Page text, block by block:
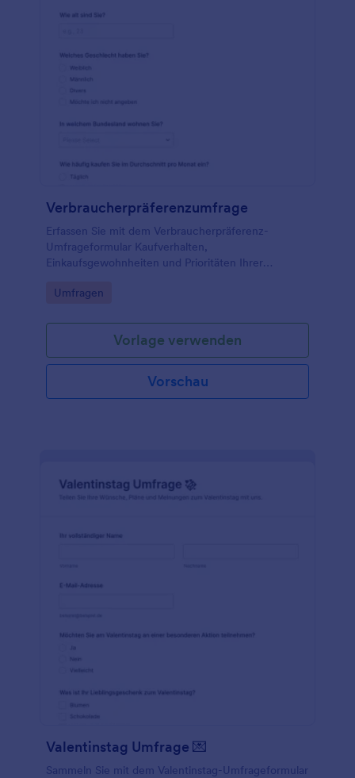
Verbraucherpräferenzumfrage
Erfassen Sie mit dem Verbraucherpräferenz-
Umfrageformular Kaufverhalten,
Einkaufsgewohnheiten und Prioritäten Ihrer
Marktforschung, Handel und E-Commerce mit
Go to Category:
Umfragen
Vorlage verwenden
Vorschau
Valentinstag Umfrage 💌
Sammeln Sie mit dem Valentinstag-Umfrageformular